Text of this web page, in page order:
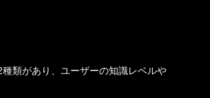
類があり、ユーザーの知識レベルや